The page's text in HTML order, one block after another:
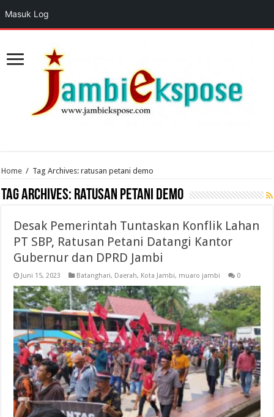
Home / Tag Archives: ratusan petani demo
Tag Archives: ratusan petani demo
Desak Pemerintah Tuntaskan Konflik Lahan
PT SBP, Ratusan Petani Datangi Kantor
Gubernur dan DPRD Jambi
Juni 15, 2023 Batanghari, Daerah, Kota Jambi, muaro jambi 0
Masuk Log